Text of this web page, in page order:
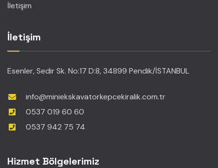
İletişim
İletişim
Esenler, Sedir Sk. No:17 D:8, 34899 Pendik/İSTANBUL
info@miniekskavatorkepcekiralik.com.tr
0537 019 60 60
0537 942 75 74
Hizmet Bölgelerimiz